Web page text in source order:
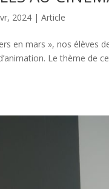
2024 |Article
en mars », nos élèves
Le thème de